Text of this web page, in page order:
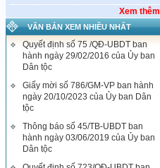
Xem thêm
VĂN BẢN XEM NHIỀU NHẤT
Quyết định số 75 /QĐ-UBDT ban
hành ngày 29/02/2016 của Ủy ban
Dân tộc
Giấy mời số 786/GM-VP ban hành
ngày 20/10/2023 của Ủy ban Dân
tộc
Thông báo số 45/TB-UBDT ban
hành ngày 03/06/2019 của Ủy ban
Dân tộc